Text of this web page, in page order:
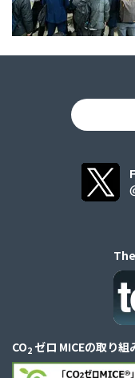
CO2 ゼロ MICEの取り組